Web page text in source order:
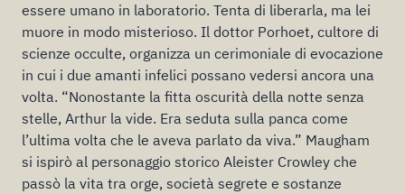
essere umano in laboratorio. Tenta di liberarla, ma lei
muore in modo misterioso. Il dottor Porhoet, cultore di
scienze occulte, organizza un cerimoniale di evocazione
in cui i due amanti infelici possano vedersi ancora una
volta. “Nonostante la fitta oscurità della notte senza
stelle, Arthur la vide. Era seduta sulla panca come
l’ultima volta che le aveva parlato da viva.” Maugham
si ispirò al personaggio storico Aleister Crowley che
passò la vita tra orge, società segrete e sostanze